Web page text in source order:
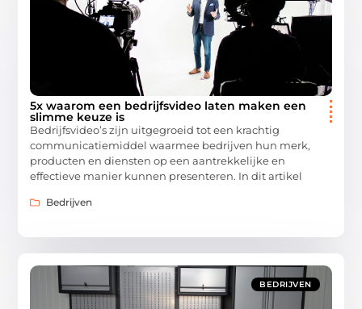
5x waarom een bedrijfsvideo laten maken een
slimme keuze is
Bedrijfsvideo’s zijn uitgegroeid tot een krachtig
communicatiemiddel waarmee bedrijven hun merk,
producten en diensten op een aantrekkelijke en
effectieve manier kunnen presenteren. In dit artikel
Bedrijven
BEDRIJVEN